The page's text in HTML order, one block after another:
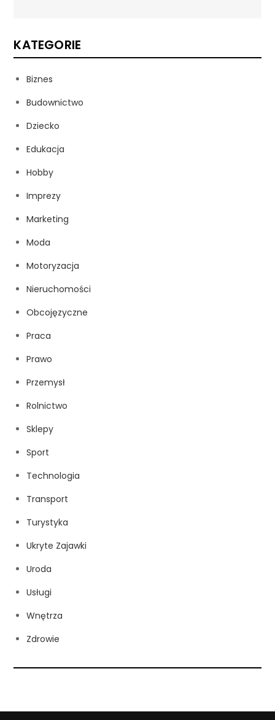
KATEGORIE
Biznes
Budownictwo
Dziecko
Edukacja
Hobby
Imprezy
Marketing
Moda
Motoryzacja
Nieruchomości
Obcojęzyczne
Praca
Prawo
Przemysł
Rolnictwo
Sklepy
Sport
Technologia
Transport
Turystyka
Ukryte Zajawki
Uroda
Usługi
Wnętrza
Zdrowie